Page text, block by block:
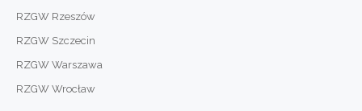
RZGW Rzeszów
RZGW Szczecin
RZGW Warszawa
RZGW Wrocław